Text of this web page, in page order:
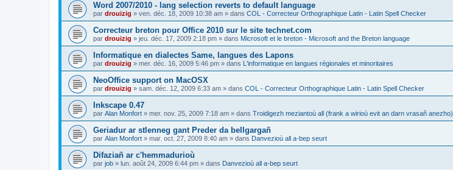
Word 2007/2010 - lang selection reverts to default language
par drouizig » ven. déc. 18, 2009 10:38 am » dans COL - Correcteur Orthographique Latin - Latin Spell Checker
Correcteur breton pour Office 2010 sur le site technet.com
par drouizig » jeu. déc. 17, 2009 2:18 pm » dans Microsoft et le breton - Microsoft and the Breton language
Informatique en dialectes Same, langues des Lapons
par drouizig » mer. déc. 16, 2009 5:46 pm » dans L'informatique en langues régionales et minoritaires
NeoOffice support on MacOSX
par drouizig » sam. déc. 12, 2009 6:33 am » dans COL - Correcteur Orthographique Latin - Latin Spell Checker
Inkscape 0.47
par Alan Monfort » mer. nov. 25, 2009 7:18 am » dans Troidigezh meziantoù all (frank a wirioù evit an darn vrasañ anezho)
Geriadur ar stlenneg gant Preder da bellgargañ
par Alan Monfort » mar. oct. 27, 2009 8:40 am » dans Danvezioù all a-bep seurt
Difaziañ ar c'hemmadurioù
par job » lun. août 24, 2009 6:44 pm » dans Danvezioù all a-bep seurt